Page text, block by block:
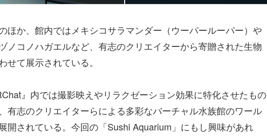
ほか、館内ではメキシコサラマンダー（ウーパールーパー）や
ノコノハガエルなど、有志のクリエイターから寄贈された生物
せて展示されている。
』内では撮影映えやリラクゼーション効果に特化させたもの
有志のクリエイターらによる多彩なバーチャル水族館のワール
開されている。今回の「Sushi Aquarium」にもし興味があれ